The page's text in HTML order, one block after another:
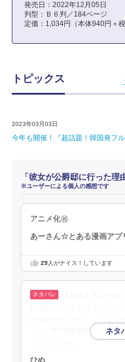
発売日：2022年12月05日
判型：Ｂ６判／184ページ
定価：1,034円（本体940円＋税
トピックス
2023年03月03日
今年も開催！『超話題！韓国発フ
「彼女が公爵邸に行った
※ユーザーによる個人の感想です
アニメ化㊗️
あーさん☆とある漫画ア
29人がナイス！しています
での一時や図書館でのち
ひぬ